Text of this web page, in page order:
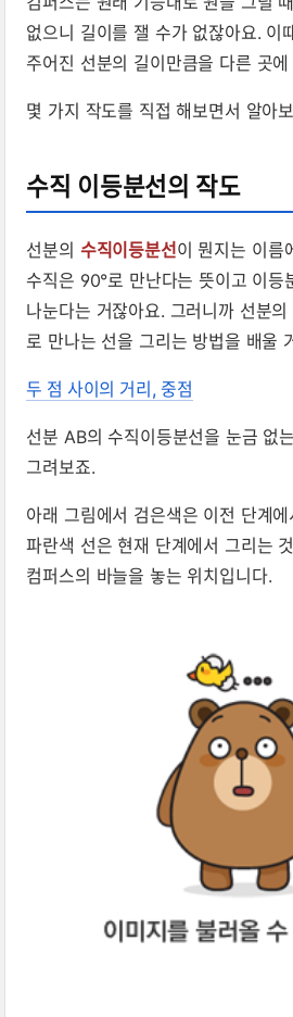
없으니 길이를 잴 수가 없잖아요. 이
주어진 선분의 길이만큼을 다른 곳
몇 가지 작도를 직접 해보면서 알아
수직 이등분선의 작도
선분의 수직이등분선이 뭔지는 이름
수직은 90°로 만난다는 뜻이고 이등
나눈다는 거잖아요. 그러니까 선분
로 만나는 선을 그리는 방법을 배울
두 점 사이의 거리, 중점
선분 AB의 수직이등분선을 눈금 없
그려보죠.
아래 그림에서 검은색은 이전 단계
파란색 선은 현재 단계에서 그리는
컴퍼스의 바늘을 놓는 위치입니다.